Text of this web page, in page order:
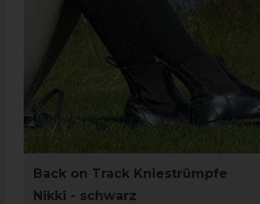
Back on Track Kniestrümpfe
Nikki - schwarz